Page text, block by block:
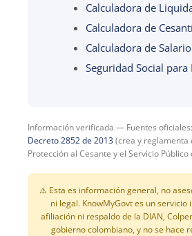
Calculadora de
Calculadora de
Calculadora de
Seguridad Social
Información verificada — Fuentes oficiales:
Decreto 2852 de 2013 (crea y reglamenta
Protección al Cesante y el Servicio Público
⚠️ Esta es información general, no
ni legal. KnowMyGovt es un servicio
afiliación ni respaldo de la DIAN,
gobierno colombiano, y no se hace